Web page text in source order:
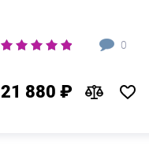
0
21 880 ₽